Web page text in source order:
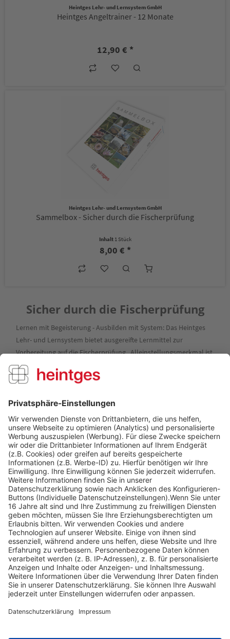
Heintges Lehr- und Lernsystem GmbH
Heintges Angeltrainer - 12 Monate
12,90 € *
Heintges Lehr- und Lernsystem GmbH
Sammelbox - Sicher durch die Fischerprüfung
Inhalt 1 Stück
8,00 € *
Sicher durch die Fischerprüfung
Lernen mit Begeisterung - Ausbilden mit System: Das Heintges
Lehr- und Lernsystem bietet ausgereifte Lernmittel zur
Vorbereitung auf die Fischerprüfung. Alleinstellungsmerkmal ist
der...
Über uns
Service Hotline
Shop Service
Informationen
Folge uns
Versandpartner
Zahlungsarten